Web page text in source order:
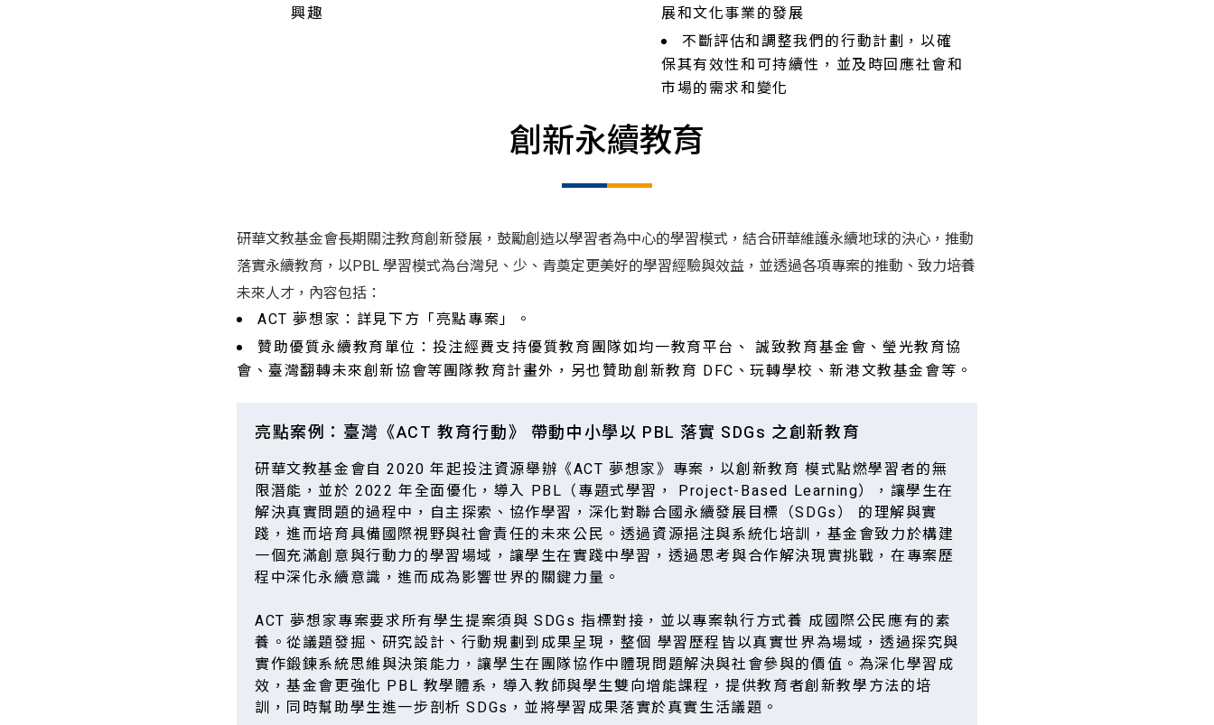
興趣
展和文化事業的發展
不斷評估和調整我們的行動計劃，以確
保其有效性和可持續性，並及時回應社會和
市場的需求和變化
創新永續教育
研華文教基金會長期關注教育創新發展，鼓勵創造以學習者為中心的學習模式，結合研華維護永續地球的決心，推動
落實永續教育，以PBL 學習模式為台灣兒、少、青奠定更美好的學習經驗與效益，並透過各項專案的推動、致力培養
未來人才，內容包括：
ACT 夢想家：詳見下方「亮點專案」。
贊助優質永續教育單位：投注經費支持優質教育團隊如均一教育平台、 誠致教育基金會、瑩光教育協
會、臺灣翻轉未來創新協會等團隊教育計畫外，另也贊助創新教育 DFC、玩轉學校、新港文教基金會等。
亮點案例：臺灣《ACT 教育行動》 帶動中小學以 PBL 落實 SDGs 之創新教育
研華文教基金會自 2020 年起投注資源舉辦《ACT 夢想家》專案，以創新教育 模式點燃學習者的無
限潛能，並於 2022 年全面優化，導入 PBL（專題式學習， Project-Based Learning），讓學生在
解決真實問題的過程中，自主探索、協作學習，深化對聯合國永續發展目標（SDGs） 的理解與實
踐，進而培育具備國際視野與社會責任的未來公民。透過資源挹注與系統化培訓，基金會致力於構建
一個充滿創意與行動力的學習場域，讓學生在實踐中學習，透過思考與合作解決現實挑戰，在專案歷
程中深化永續意識，進而成為影響世界的關鍵力量。
ACT 夢想家專案要求所有學生提案須與 SDGs 指標對接，並以專案執行方式養 成國際公民應有的素
養。從議題發掘、研究設計、行動規劃到成果呈現，整個 學習歷程皆以真實世界為場域，透過探究與
實作鍛鍊系統思維與決策能力，讓學生在團隊協作中體現問題解決與社會參與的價值。為深化學習成
效，基金會更強化 PBL 教學體系，導入教師與學生雙向增能課程，提供教育者創新教學方法的培
訓，同時幫助學生進一步剖析 SDGs，並將學習成果落實於真實生活議題。